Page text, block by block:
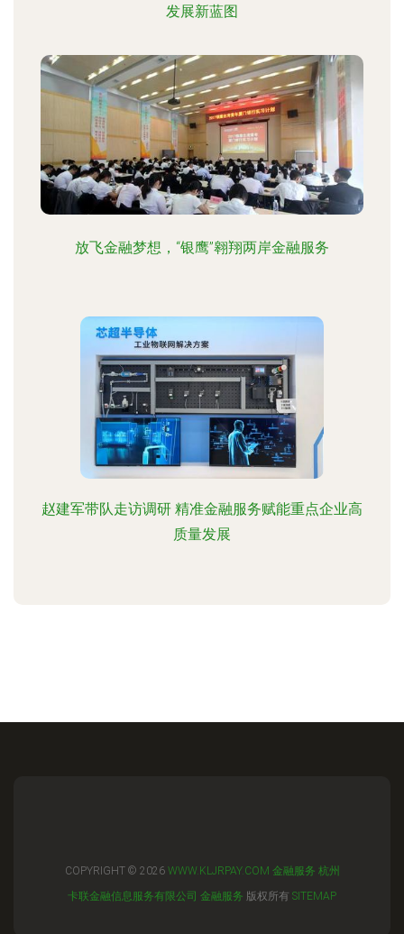
发展新蓝图
放飞金融梦想，“银鹰”翱翔两岸金融服务
赵建军带队走访调研 精准金融服务赋能重点企业高
质量发展
COPYRIGHT © 2026 WWW.KLJRPAY.COM 金融服务 杭州
卡联金融信息服务有限公司 金融服务 版权所有 SITEMAP